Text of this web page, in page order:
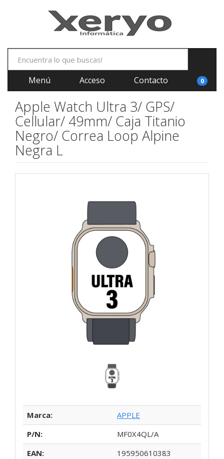
Menú Acceso Contacto 0
Apple Watch Ultra 3/ GPS/
Cellular/ 49mm/ Caja Titanio
Negro/ Correa Loop Alpine
Negra L
Marca:
APPLE
P/N:
MF0X4QL/A
EAN:
195950610383